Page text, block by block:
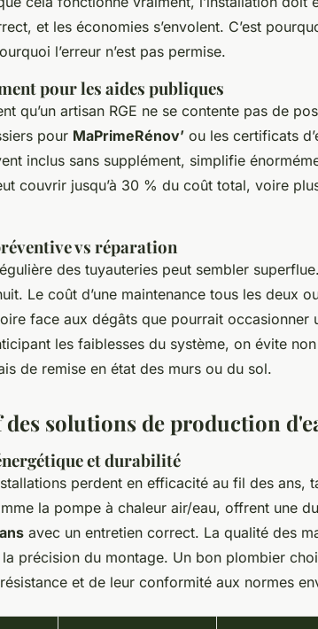
et les économies s’envolent. C’est
l’erreur n’est pas permise.
pour les aides publiques
qu’un artisan RGE ne se contente pas de
pour MaPrimeRénov’ ou les certificats
inclus sans supplément, simplifie
couvrir jusqu’à 30 % du coût total, voire
vs réparation
des tuyauteries peut sembler
Le coût d’une maintenance tous les deux
face aux dégâts que pourrait occasionner
les faiblesses du système, on évite
de remise en état des murs ou du sol.
solutions de production
et durabilité
perdent en efficacité au fil des ans,
la pompe à chaleur air/eau, offrent une
avec un entretien correct. La qualité des
précision du montage. Un bon plombier
et de leur conformité aux normes